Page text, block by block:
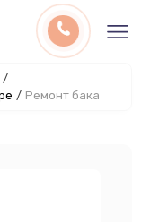
/
/ Ремонт бака